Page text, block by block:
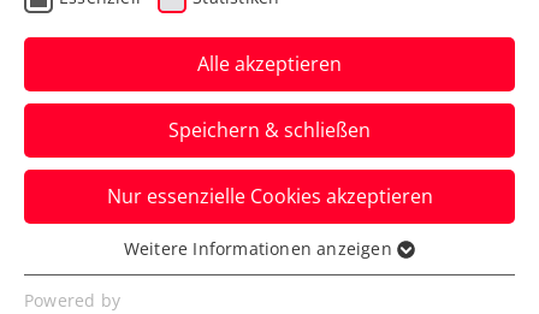
Heimspiel gegen die
Türkei: Losglück für ÖTV-
Herren im Davis Cup
Das hat die Auslosung für die Weltgruppe
I im Zeitraum 13. bis 15. September
ergeben.
Verfasst von: Manuel Wachta, 08.02.2024
Alle akzeptieren
Speichern & schließen
Nur essenzielle Cookies akzeptieren
Essenziell
Essenzielle Cookies werden für grundlegende
Weitere Informationen anzeigen
Powered by